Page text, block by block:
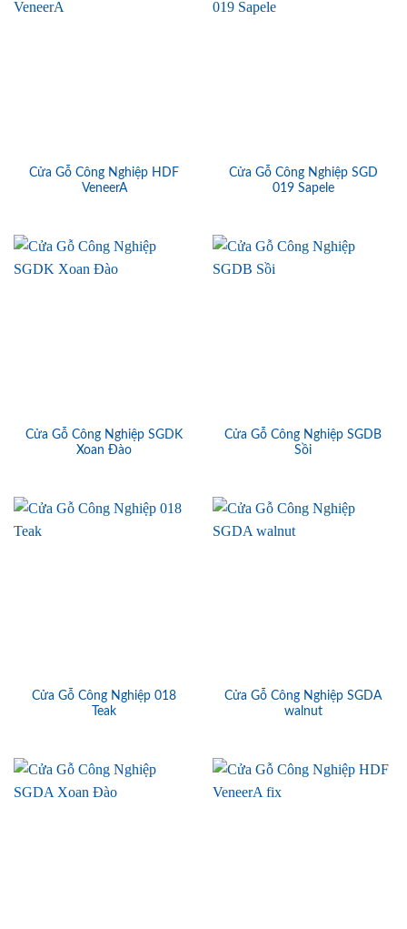
Cửa Gỗ Công Nghiệp HDF
VeneerA
Cửa Gỗ Công Nghiệp SGD
019 Sapele
Cửa Gỗ Công Nghiệp SGDK
Xoan Đào
Cửa Gỗ Công Nghiệp SGDB
Sồi
Cửa Gỗ Công Nghiệp 018
Teak
Cửa Gỗ Công Nghiệp SGDA
walnut